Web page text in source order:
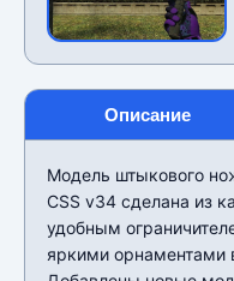
Описание
Модель штыкового
CSS v34 сделана из
удобным
яркими орнаментами